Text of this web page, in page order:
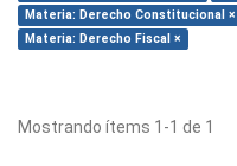
Materia: Derecho Constitucional ×
Materia: Derecho Fiscal ×
Mostrando ítems 1-1 de 1